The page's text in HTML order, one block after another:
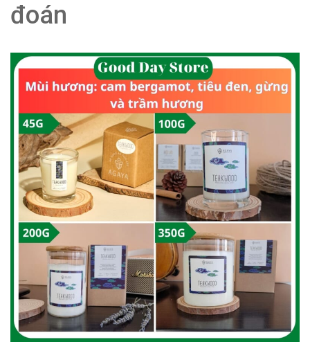
đoán